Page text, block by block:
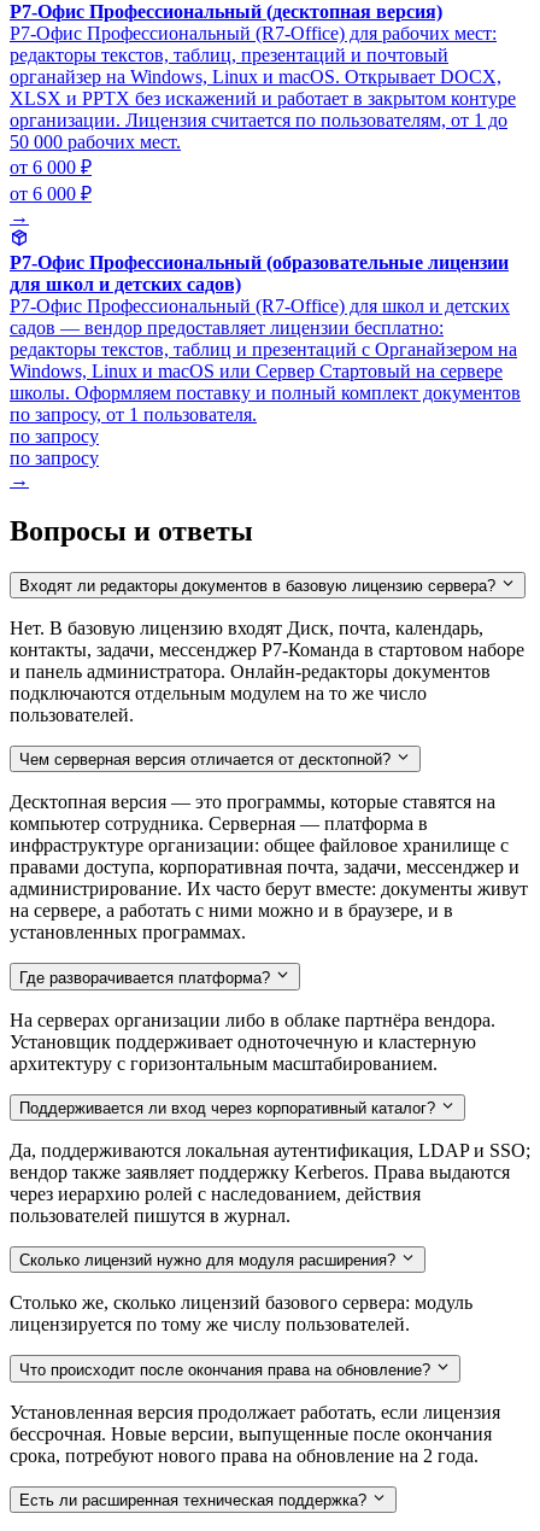
Р7-Офис Профессиональный (десктопная версия)
Р7-Офис Профессиональный (R7-Office) для рабочих мест:
редакторы текстов, таблиц, презентаций и почтовый
органайзер на Windows, Linux и macOS. Открывает DOCX,
XLSX и PPTX без искажений и работает в закрытом контуре
организации. Лицензия считается по пользователям, от 1 до
50 000 рабочих мест.
от 6 000 ₽
от 6 000 ₽
→
Р7-Офис Профессиональный (образовательные лицензии
для школ и детских садов)
Р7-Офис Профессиональный (R7-Office) для школ и детских
садов — вендор предоставляет лицензии бесплатно:
редакторы текстов, таблиц и презентаций с Органайзером на
Windows, Linux и macOS или Сервер Стартовый на сервере
школы. Оформляем поставку и полный комплект документов
по запросу, от 1 пользователя.
по запросу
по запросу
→
Вопросы и ответы
Входят ли редакторы документов в базовую лицензию сервера?
Нет. В базовую лицензию входят Диск, почта, календарь,
контакты, задачи, мессенджер Р7-Команда в стартовом наборе
и панель администратора. Онлайн-редакторы документов
подключаются отдельным модулем на то же число
пользователей.
Чем серверная версия отличается от десктопной?
Десктопная версия — это программы, которые ставятся на
компьютер сотрудника. Серверная — платформа в
инфраструктуре организации: общее файловое хранилище с
правами доступа, корпоративная почта, задачи, мессенджер и
администрирование. Их часто берут вместе: документы живут
на сервере, а работать с ними можно и в браузере, и в
установленных программах.
Где разворачивается платформа?
На серверах организации либо в облаке партнёра вендора.
Установщик поддерживает одноточечную и кластерную
архитектуру с горизонтальным масштабированием.
Поддерживается ли вход через корпоративный каталог?
Да, поддерживаются локальная аутентификация, LDAP и SSO;
вендор также заявляет поддержку Kerberos. Права выдаются
через иерархию ролей с наследованием, действия
пользователей пишутся в журнал.
Сколько лицензий нужно для модуля расширения?
Столько же, сколько лицензий базового сервера: модуль
лицензируется по тому же числу пользователей.
Что происходит после окончания права на обновление?
Установленная версия продолжает работать, если лицензия
бессрочная. Новые версии, выпущенные после окончания
срока, потребуют нового права на обновление на 2 года.
Есть ли расширенная техническая поддержка?